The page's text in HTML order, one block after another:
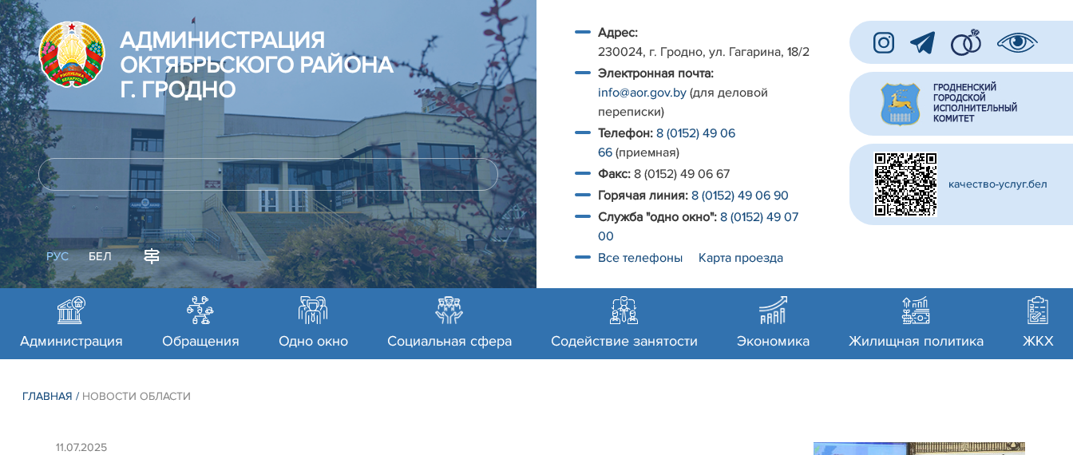
АДМИНИСТРАЦИЯ
ОКТЯБРЬСКОГО РАЙОНА
Г. ГРОДНО
РУС БЕЛ
Адрес:
230024, г. Гродно, ул. Гагарина, 18/2
Электронная почта:
info@aor.gov.by (для деловой
переписки)
Телефон: 8 (0152) 49 06
66 (приемная)
Факс: 8 (0152) 49 06 67
Горячая линия: 8 (0152) 49 06 90
Служба "одно окно": 8 (0152) 49 07
00
Все телефоны
Карта проезда
качество-услуг.бел
Администрация Обращения Одно окно Социальная сфера Содействие занятости Экономика Жилищная политика ЖКХ
ГЛАВНАЯ / НОВОСТИ ОБЛАСТИ
11.07.2025